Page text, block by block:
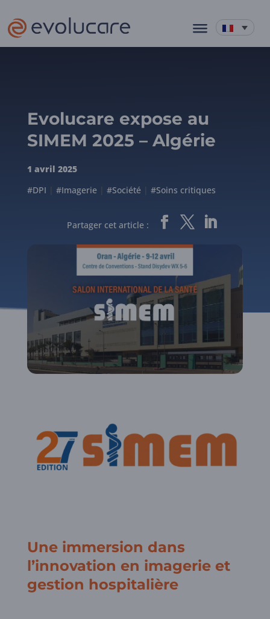
Evolucare expose au
SIMEM 2025 – Algérie
1 avril 2025
#DPI
#Imagerie| #Société| #Soins critiques
Partager cet article :
Une immersion dans
l’innovation en imagerie et
gestion hospitalière